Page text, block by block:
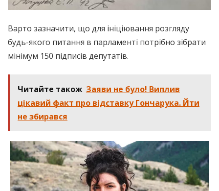
Варто зазначити, що для ініціювання розгляду
будь-якого питання в парламенті потрібно зібрати
мінімум 150 підписів депутатів.
Читайте також Заяви не було! Виплив
цікавий факт про відставку Гончарука. Йти
не збирався